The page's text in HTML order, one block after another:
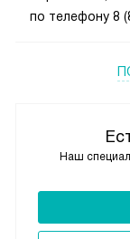
Наш
по телефону 8